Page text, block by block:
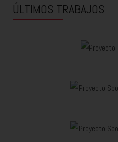
ÚLTIMOS TRABAJOS